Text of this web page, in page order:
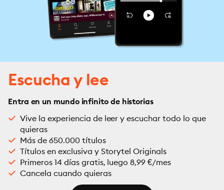
Escucha y lee
Entra en un mundo infinito de historias
Vive la experiencia de leer y escuchar todo lo que
quieras
Más de 650.000 títulos
Títulos en exclusiva y Storytel Originals
Primeros 14 días gratis, luego 8,99 €/mes
Cancela cuando quieras